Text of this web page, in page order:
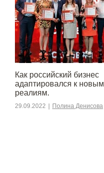
​​Как российский бизнес
адаптировался к новым
реалиям.
29.09.2022 Полина Денисова